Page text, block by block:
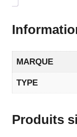
MARQUE
TYPE
Produits